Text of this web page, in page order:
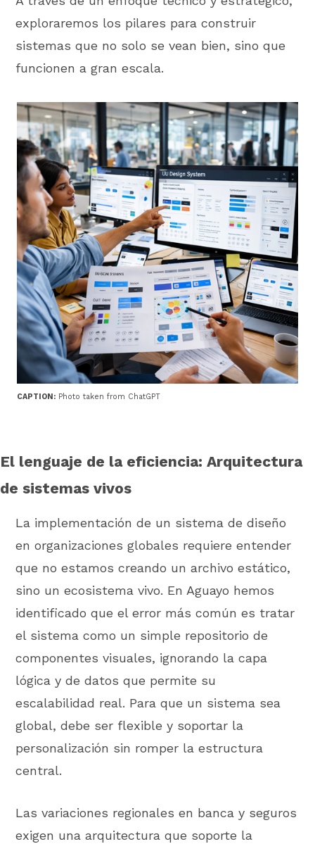
exploraremos los pilares para construir
sistemas que no solo se vean bien, sino que
funcionen a gran escala.
CAPTION: Photo taken from ChatGPT
El lenguaje de la eficiencia: Arquitectura
de sistemas vivos
La implementación de un sistema de diseño
en organizaciones globales requiere entender
que no estamos creando un archivo estático,
sino un ecosistema vivo. En Aguayo hemos
identificado que el error más común es tratar
el sistema como un simple repositorio de
componentes visuales, ignorando la capa
lógica y de datos que permite su
escalabilidad real. Para que un sistema sea
global, debe ser flexible y soportar la
personalización sin romper la estructura
central.
Las variaciones regionales en banca y seguros
exigen una arquitectura que soporte la